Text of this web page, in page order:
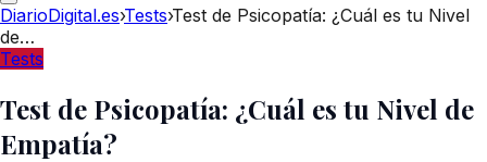
DiarioDigital.es›Tests›Test de Psicopatía: ¿Cuál es tu Nivel
de…
Tests
Test de Psicopatía: ¿Cuál es tu Nivel de
Empatía?